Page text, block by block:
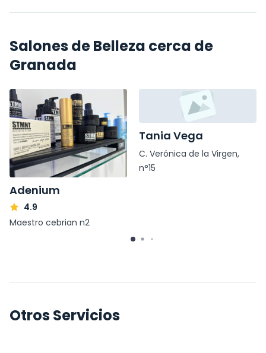
Salones de Belleza cerca de
Granada
Adenium
4.9
Maestro cebrian n2
Tania Vega
C. Verónica de la Virgen,
n°15
Otros Servicios